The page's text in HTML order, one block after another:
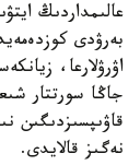
عالىمداردىڭ
بەرۋدى
اۋرۋلارعا،
جاڭا سورتتار
قاۋىپسىزدىگىن
نەگىز قالايدى.